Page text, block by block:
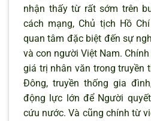
nhận thấy từ rất sớm trên
cách mạng, Chủ tịch Hồ
quan tâm đặc biệt đến sự
và con người Việt Nam.
giá trị nhân văn trong truyền
Đông, truyền thống gia
động lực lớn để Người
cứu nước. Và cũng chính từ